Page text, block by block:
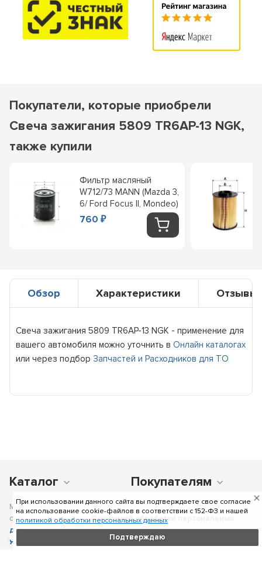
При использовании данного сайта вы подтверждаете свое согласие
на использование cookie-файлов в соответствии c 152-ФЗ и нашей
политикой обработки персональных данных
Подтверждаю
Покупатели, которые приобрели
Свеча зажигания 5809 TR6AP-13 NGK,
также купили
Фильтр масляный
W712/73 MANN (Mazda 3,
6/ Ford Focus II, Mondeo)
760₽
Обзор Характеристики Отзывы
Свеча зажигания 5809 TR6AP-13 NGK - применение для
вашего автомобиля можно уточнить вОнлайн каталогах
или через подбор Запчастей и Расходников для ТО
Каталог Покупателям
Мы получаем и обрабатываем персональные данные посетителей
сайта в соответствии с Политикой обработки персональных
данных, в том числе с использованием сервиса аналитики
Яндекс.Метрика
. Отправка персональных данных с помощью